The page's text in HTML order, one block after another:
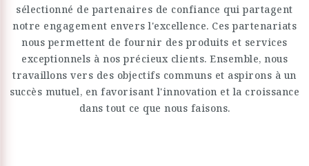
sélectionné de partenaires de confiance qui partagent
notre engagement envers l'excellence. Ces partenariats
nous permettent de fournir des produits et services
exceptionnels à nos précieux clients. Ensemble, nous
travaillons vers des objectifs communs et aspirons à un
succès mutuel, en favorisant l'innovation et la croissance
dans tout ce que nous faisons.